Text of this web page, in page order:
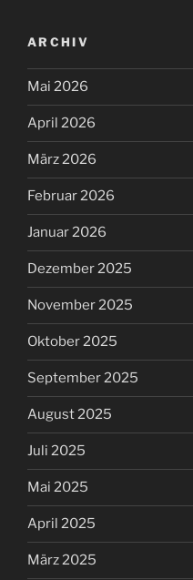
ARCHIV
Mai 2026
April 2026
März 2026
Februar 2026
Januar 2026
Dezember 2025
November 2025
Oktober 2025
September 2025
August 2025
Juli 2025
Mai 2025
April 2025
März 2025